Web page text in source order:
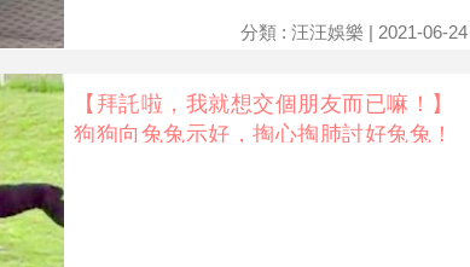
分類 : 汪汪娛樂 | 2021-06-24
【拜託啦，我就想交個朋友而已嘛！】
狗狗向兔兔示好，掏心掏肺討好兔兔！